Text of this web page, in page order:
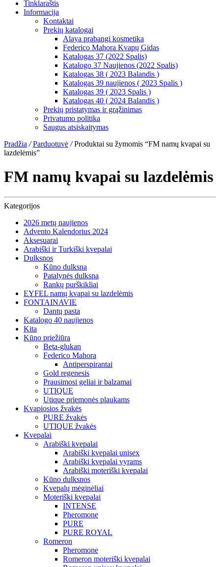
Tinklaraštis
Informacija
Kontaktai
Prekių katalogai
Alaya prabangi kosmetika
Federico Mahora Kvapų Gidas
Katalogas 37 (2022 Spalis)
Katalogo 37 Naujienos (2022 Spalis)
Katalogas 38 ( 2023 Balandis )
Katalogas 39 naujienos ( 2023 Spalis )
Katalogas 39 ( 2023 Spalis )
Katalogas 40 ( 2024 Balandis )
Prekių pristatymas ir grąžinimas
Privatumo politika
Saugus atsiskaitymas
Pradžia / Parduotuvė /Produktai su žymomis “FM namų kvapai su
lazdelėmis”
FM namų kvapai su lazdelėmis
Kategorijos
2026 metų naujienos
Advento Kalendorius 2024
Aksesuarai
Arabiški ir Turkiški kvepalai
Dulksnos
Kūno dulksna
Patalynės dulksna
Rankų purškikliai
EYFEL namų kvapai su lazdelėmis
FONTAINAVIE
Dantų pasta
Katalogo 40 naujienos
Kita
Kūno priežiūra
Beta-glukan
Federico Mahora
Antiperspirantai
Gold regenesis
Prausimosi geliai ir balzamai
UTIQUE
Utique priemonės plaukams
Kvapiosios žvakės
PURE žvakės
UTIQUE žvakės
Kvepalai
Arabiški kvepalai
Arabiški kvepalai unisex
Arabiški kvepalai vyrams
Arabiški moteriški kvepalai
Kūno dulksnos
Kvepalų mėginėliai
Moteriški kvepalai
INTENSE
Pheromone
PURE
PURE ROYAL
Romeron
Pheromone
Romeron moteriški kvepalai